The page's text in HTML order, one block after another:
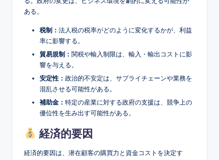
ある。
税制： 法人税の税率がどのように変化するかが、利益
率に影響する。
貿易規制： 関税や輸入制限は、輸入・輸出コストに影
響を与える。
安定性： 政治的不安定は、サプライチェーンや業務を
混乱させる可能性がある。
補助金： 特定の産業に対する政府の支援は、競争上の
優位性を生み出す可能性がある。
経済的要因
経済的要因は、潜在顧客の購買力と資金コストを決定す